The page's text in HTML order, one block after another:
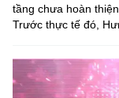
tầng chưa hoàn
Trước thực tế đó,